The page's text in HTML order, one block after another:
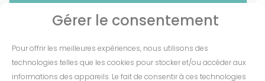
Gérer le consentement
Pour offrir les meilleures expériences, nous utilisons des
technologies telles que les cookies pour stocker et/ou accéder aux
informations des appareils. Le fait de consentir à ces technologies
sur le lien présent dans nos emails.